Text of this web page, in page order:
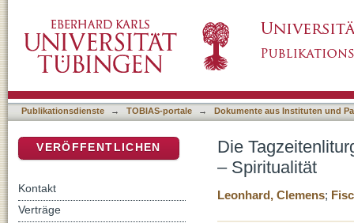
Publikationsdienste → TOBIAS-portale → Dokumente aus Instituten und
Die
– Spiritualität
Leonhard, Clemens;
VERÖFFENTLICHEN
Kontakt
Verträge